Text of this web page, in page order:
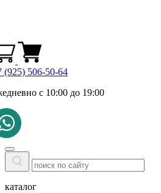
(925) 506-50-64
с 10:00 до 19:00
каталог